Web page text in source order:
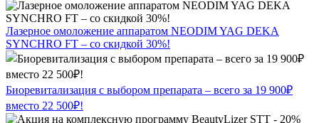
Лазерное омоложение аппаратом NEODIM YAG DEKA
SYNCHRO FT – со скидкой 30%!
Биоревитализация с выбором препарата – всего за 19 900₽
вместо 22 500₽!